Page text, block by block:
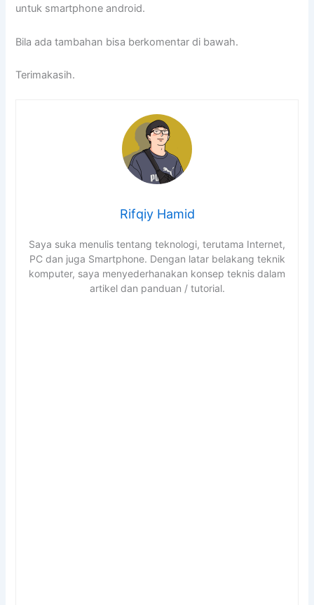
untuk smartphone android.
Bila ada tambahan bisa berkomentar di bawah.
Terimakasih.
Rifqiy Hamid
Saya suka menulis tentang teknologi, terutama Internet,
PC dan juga Smartphone. Dengan latar belakang teknik
komputer, saya menyederhanakan konsep teknis dalam
artikel dan panduan / tutorial.